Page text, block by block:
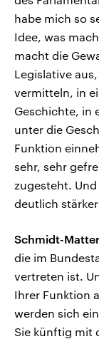
habe mich so
Idee, was
macht die
Legislative
vermitteln, in
Geschichte, in
unter die
Funktion
sehr, sehr
zugesteht.
deutlich
Schmidt-
die im
vertreten ist.
Ihrer Funktion
werden sich
Sie künftig mit